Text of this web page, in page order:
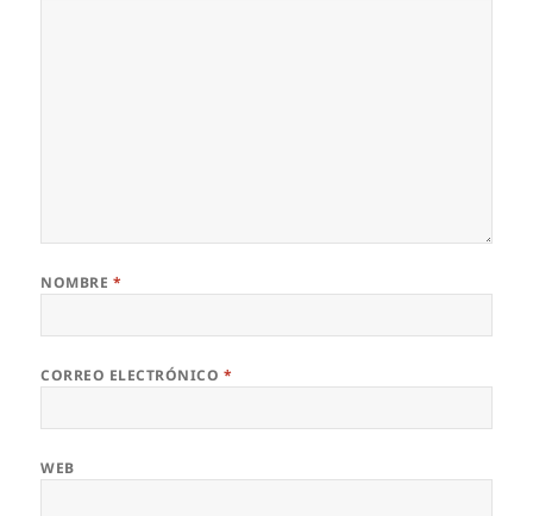
NOMBRE *
CORREO ELECTRÓNICO *
WEB